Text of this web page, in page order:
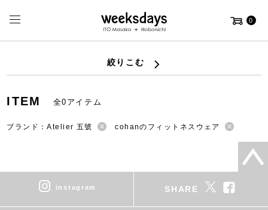
0
絞りこむ
ITEM 全0アイテム
ブランド：Atelier 五號 cohanのフィットネスウェア
instagram SHARE